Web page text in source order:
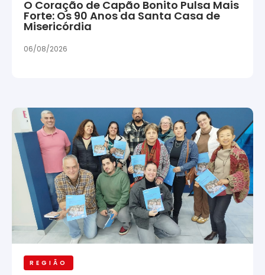
O Coração de Capão Bonito Pulsa Mais
Forte: Os 90 Anos da Santa Casa de
Misericórdia
06/08/2026
REGIÃO